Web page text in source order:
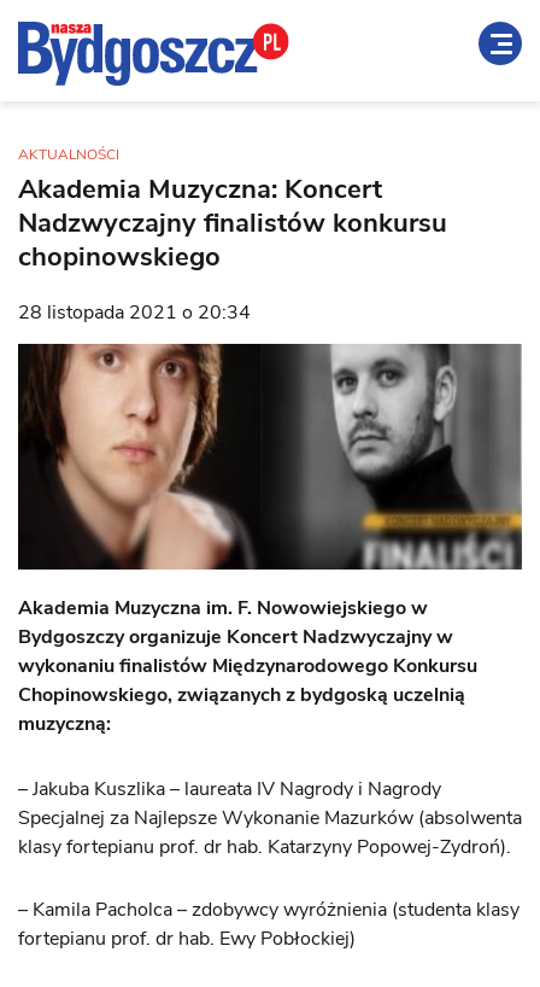
AKTUALNOŚCI
Akademia Muzyczna: Koncert
Nadzwyczajny finalistów konkursu
chopinowskiego
28 listopada 2021 o 20:34
Akademia Muzyczna im. F. Nowowiejskiego w
Bydgoszczy organizuje Koncert Nadzwyczajny w
wykonaniu finalistów Międzynarodowego Konkursu
Chopinowskiego, związanych z bydgoską uczelnią
muzyczną:
– Jakuba Kuszlika – laureata IV Nagrody i Nagrody
Specjalnej za Najlepsze Wykonanie Mazurków (absolwenta
klasy fortepianu prof. dr hab. Katarzyny Popowej-Zydroń).
– Kamila Pacholca – zdobywcy wyróżnienia (studenta klasy
fortepianu prof. dr hab. Ewy Pobłockiej)